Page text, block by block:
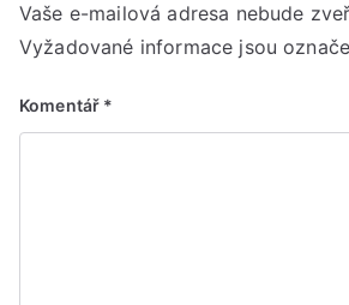
Vaše e-mailová adresa nebude
Vyžadované informace jsou
Komentář *